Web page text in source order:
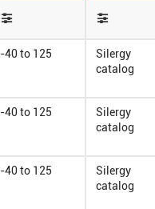
-40 to 125
Silergy
catalog
-40 to 125
Silergy
catalog
-40 to 125
Silergy
catalog